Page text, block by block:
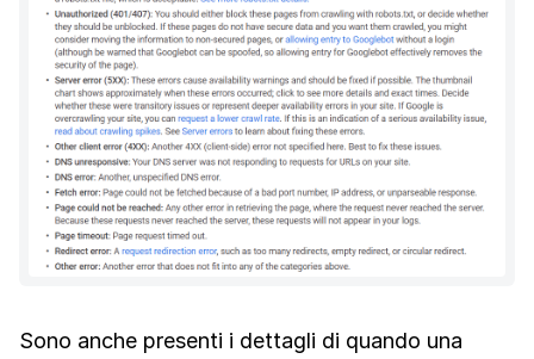
Sono anche presenti i dettagli di quando una